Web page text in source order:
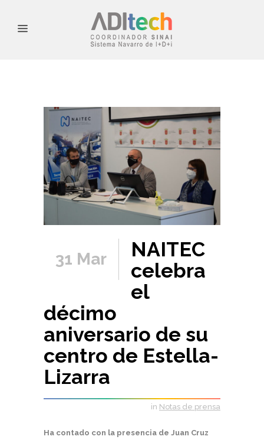
31 Mar
NAITEC
celebra
el
décimo
aniversario de su
centro de Estella-
Lizarra
in Notas de prensa
Ha contado con la presencia de Juan Cruz